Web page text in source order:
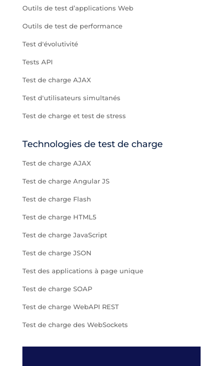
Outils de test d’applications Web
Outils de test de performance
Test d'évolutivité
Tests API
Test de charge AJAX
Test d'utilisateurs simultanés
Test de charge et test de stress
Technologies de test de charge
Test de charge AJAX
Test de charge Angular JS
Test de charge Flash
Test de charge HTML5
Test de charge JavaScript
Test de charge JSON
Test des applications à page unique
Test de charge SOAP
Test de charge WebAPI REST
Test de charge des WebSockets